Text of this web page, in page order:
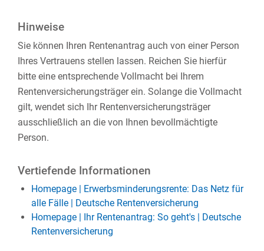
Hinweise
Sie können Ihren Rentenantrag auch von einer Person
Ihres Vertrauens stellen lassen. Reichen Sie hierfür
bitte eine entsprechende Vollmacht bei Ihrem
Rentenversicherungsträger ein. Solange die Vollmacht
gilt, wendet sich Ihr Rentenversicherungsträger
ausschließlich an die von Ihnen bevollmächtigte
Person.
Vertiefende Informationen
Homepage | Erwerbsminderungs­rente: Das Netz für
alle Fälle | Deutsche Rentenversicherung
Homepage | Ihr Rentenantrag: So geht's | Deutsche
Rentenversicherung